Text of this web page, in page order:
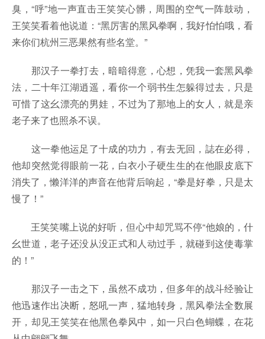
臭，“呼”地一声直击王笑笑心髒，周围的空气一阵鼓动，
王笑笑看着他说道：“黑厉害的黑风拳啊，我好怕怕哦，看
来你们杭州三恶果然有些名堂。”
那汉子一拳打去，暗暗得意，心想，凭我一套黑风拳
法，二十年江湖逍遥，看你一个弱书生怎躲得过去，只是
可惜了这幺漂亮的男娃，不过为了那地上的女人，就是亲
老子来了也照杀不误。
这一拳他运足了十成的功力，有去无回，誌在必得，
他却突然觉得眼前一花，白衣小子硬生生的在他眼皮底下
消失了，懒洋洋的声音在他背后响起，“拳是好拳，只是太
慢了！”
王笑笑嘴上说的好听，但心中却咒骂不停“他娘的，什
幺世道，老子还没从没正式和人动过手，就碰到这使毒掌
的！”
那汉子一击之下，虽然不成功，但多年的战斗经验让
他迅速作出决断，怒吼一声，猛地转身，黑风拳法全数展
开，却见王笑笑在他黑色拳风中，如一只白色蝴蝶，在花